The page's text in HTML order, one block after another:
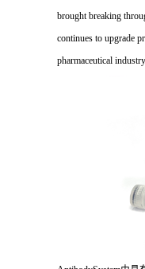
brought breaking
continues to upgrade
pharmaceutical